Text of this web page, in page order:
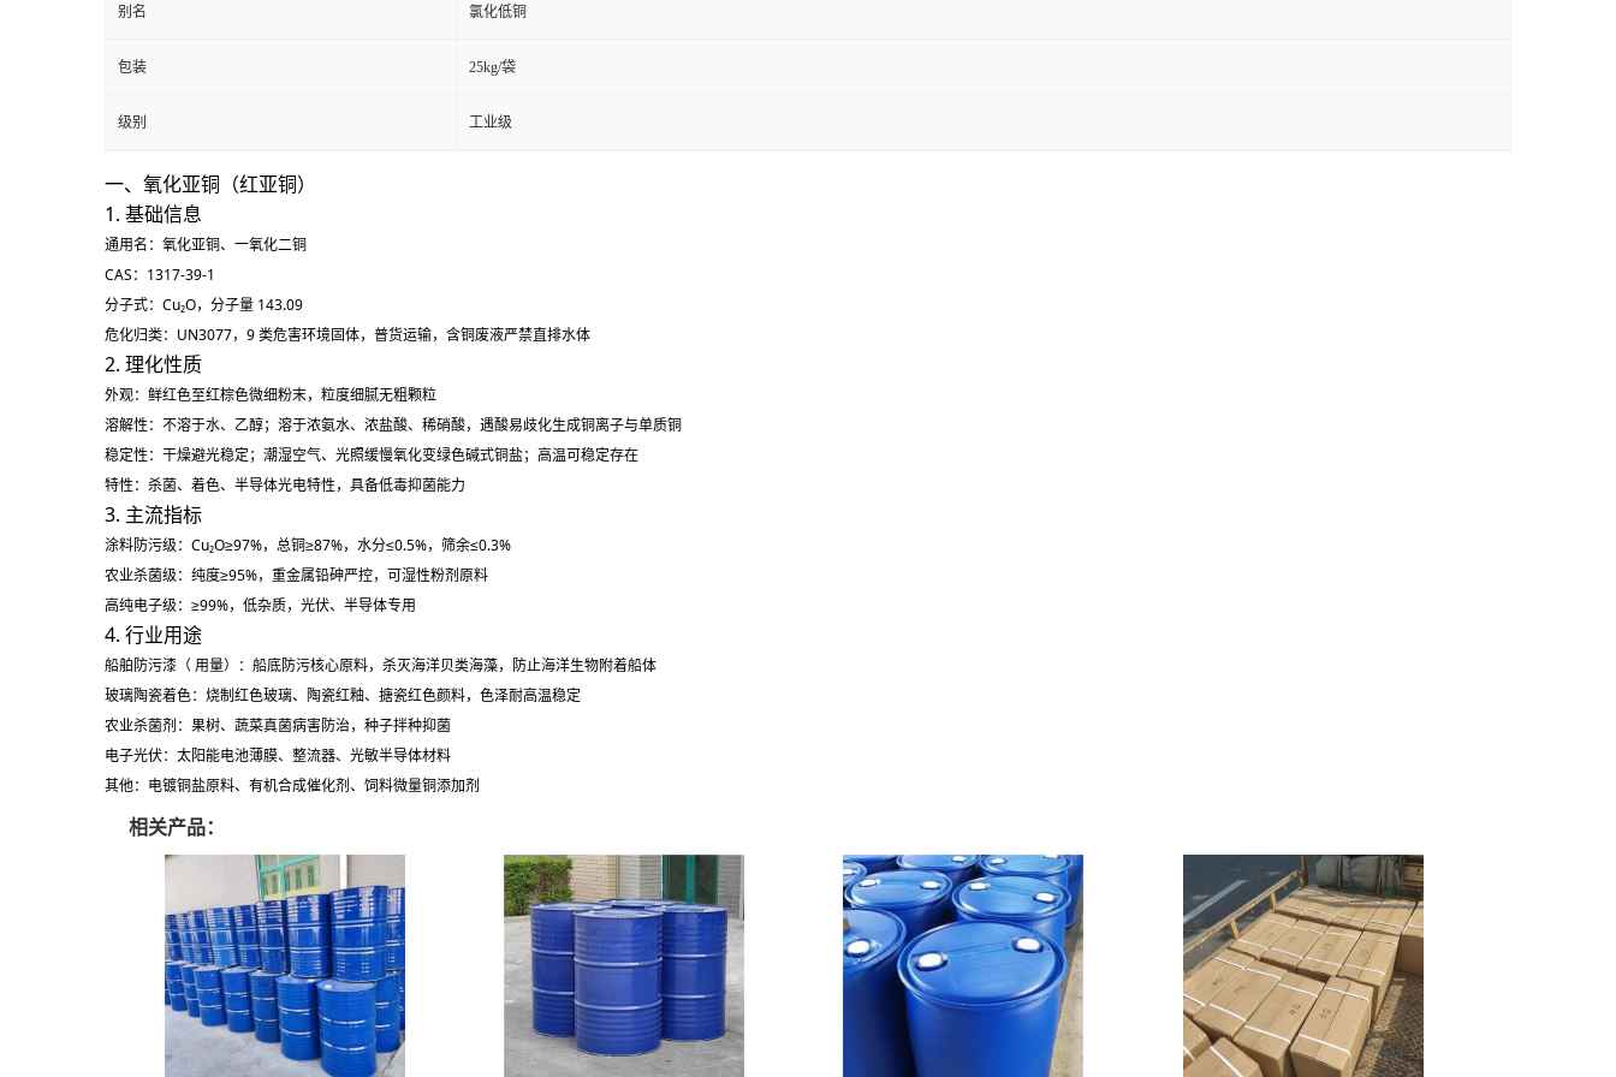
别名 氯化低铜
包装 25kg/袋
级别 工业级
一、氧化亚铜（红亚铜）
1. 基础信息
通用名：氧化亚铜、一氧化二铜
CAS：1317-39-1
分子式：Cu₂O，分子量 143.09
危化归类：UN3077，9 类危害环境固体，普货运输，含铜废液严禁直排水体
2. 理化性质
外观：鲜红色至红棕色微细粉末，粒度细腻无粗颗粒
溶解性：不溶于水、乙醇；溶于浓氨水、浓盐酸、稀硝酸，遇酸易歧化生成铜离子与单质铜
稳定性：干燥避光稳定；潮湿空气、光照缓慢氧化变绿色碱式铜盐；高温可稳定存在
特性：杀菌、着色、半导体光电特性，具备低毒抑菌能力
3. 主流指标
涂料防污级：Cu₂O≥97%，总铜≥87%，水分≤0.5%，筛余≤0.3%
农业杀菌级：纯度≥95%，重金属铅砷严控，可湿性粉剂原料
高纯电子级：≥99%，低杂质，光伏、半导体专用
4. 行业用途
船舶防污漆（ 用量）：船底防污核心原料，杀灭海洋贝类海藻，防止海洋生物附着船体
玻璃陶瓷着色：烧制红色玻璃、陶瓷红釉、搪瓷红色颜料，色泽耐高温稳定
农业杀菌剂：果树、蔬菜真菌病害防治，种子拌种抑菌
电子光伏：太阳能电池薄膜、整流器、光敏半导体材料
其他：电镀铜盐原料、有机合成催化剂、饲料微量铜添加剂
相关产品：